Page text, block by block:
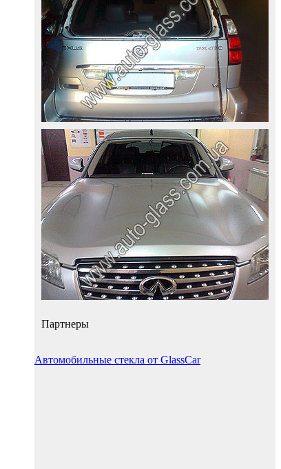
Партнеры
Автомобильные стекла от GlassCar